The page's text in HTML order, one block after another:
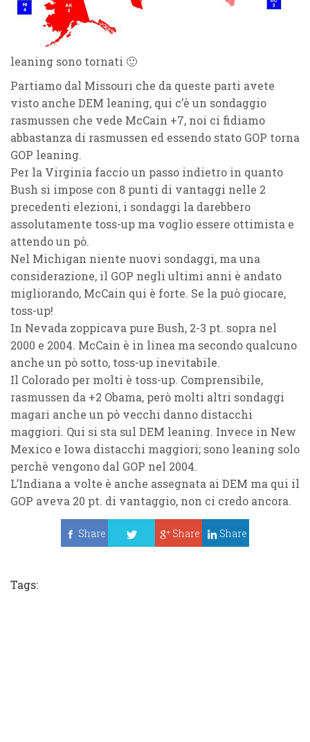
leaning sono tornati 🙂
Partiamo dal Missouri che da queste parti avete
visto anche DEM leaning, qui c’è un sondaggio
rasmussen che vede McCain +7, noi ci fidiamo
abbastanza di rasmussen ed essendo stato GOP torna
GOP leaning.
Per la Virginia faccio un passo indietro in quanto
Bush si impose con 8 punti di vantaggi nelle 2
precedenti elezioni, i sondaggi la darebbero
assolutamente toss-up ma voglio essere ottimista e
attendo un pò.
Nel Michigan niente nuovi sondaggi, ma una
considerazione, il GOP negli ultimi anni è andato
migliorando, McCain qui è forte. Se la può giocare,
toss-up!
In Nevada zoppicava pure Bush, 2-3 pt. sopra nel
2000 e 2004. McCain è in linea ma secondo qualcuno
anche un pò sotto, toss-up inevitabile.
Il Colorado per molti è toss-up. Comprensibile,
rasmussen da +2 Obama, però molti altri sondaggi
magari anche un pò vecchi danno distacchi
maggiori. Qui si sta sul DEM leaning. Invece in New
Mexico e Iowa distacchi maggiori; sono leaning solo
perchè vengono dal GOP nel 2004.
L’Indiana a volte è anche assegnata ai DEM ma qui il
GOP aveva 20 pt. di vantaggio, non ci credo ancora.
Share
Share Share
Tags: